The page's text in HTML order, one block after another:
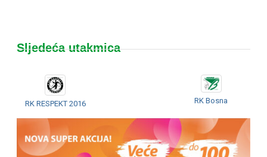
Sljedeća utakmica
RK RESPEKT 2016 RK Bosna